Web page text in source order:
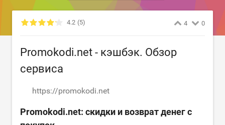
4.2 (5) 4 0
Promokodi.net - кэшбэк. Обзор
сервиса
https://promokodi.net
Promokodi.net: скидки и возврат денег с